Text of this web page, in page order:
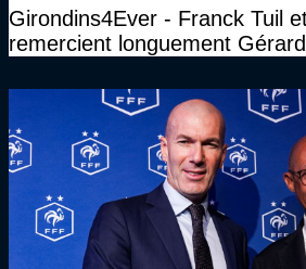
Girondins4Ever - Franck Tuil
remercient longuement